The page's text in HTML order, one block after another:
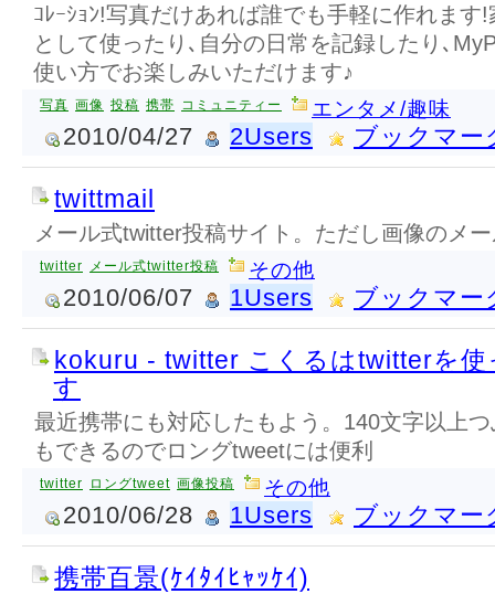
ｺﾚｰｼｮﾝ!写真だけあれば誰でも手軽に作れます
として使ったり､自分の日常を記録したり､
使い方でお楽しみいただけます♪
写真 画像 投稿 携帯 コミュニティー エンタメ/趣味
2010/04/27 2Users ブックマー
twittmail
メール式twitter投稿サイト。ただし画像のメ
twitter メール式twitter投稿 その他
2010/06/07 1Users ブックマー
kokuru - twitter こくるはtwitterを使
す
最近携帯にも対応したもよう。140文字以上
もできるのでロングtweetには便利
twitter ロングtweet 画像投稿 その他
2010/06/28 1Users ブックマー
携帯百景(ｹｲﾀｲﾋｬｯｹｲ)